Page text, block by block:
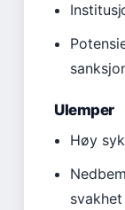
Ulemper
Høy
svakhet